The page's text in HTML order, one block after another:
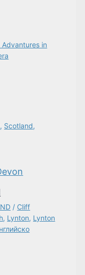
Advantures in
, Scotland,
/ Cliff
, Lynton, Lynton